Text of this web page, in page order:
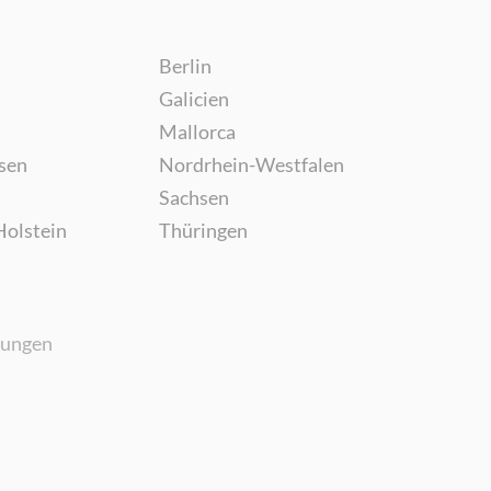
Berlin
Galicien
Mallorca
Nordrhein-Westfalen
Sachsen
Thüringen